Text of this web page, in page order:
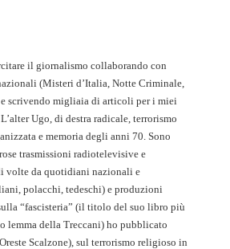
il giornalismo collaborando con
(Misteri d’Italia, Notte Criminale,
scrivendo migliaia di articoli per i miei
Ugo, di destra radicale, terrorismo
e memoria degli anni 70. Sono
trasmissioni radiotelevisive e
volte da quotidiani nazionali e
polacchi, tedeschi) e produzioni
“fascisteria” (il titolo del suo libro più
lemma della Treccani) ho pubblicato
Scalzone), sul terrorismo religioso in